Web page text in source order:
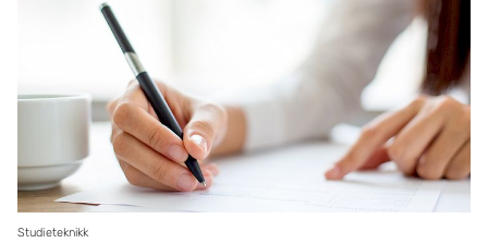
Studieteknikk